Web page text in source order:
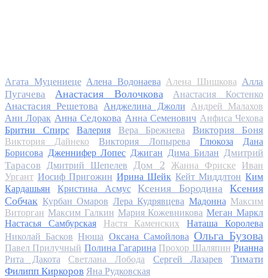
Агата Муцениеце Алена Водонаева Алена Шишкова Алла
Пугачева
Анастасия Волочкова Анастасия Костенко
Анастасия Решетова Анджелина Джоли
Андрей Малахов
Ани Лорак Анна Седокова Анна Семенович Анфиса Чехова
Бритни Спирс
Валерия Вера Брежнева Виктория Боня
Виктория Дайнеко Виктория Лопырева Глюкоза
Дана
Борисова Дженнифер Лопес Джиган Дима Билан Дмитрий
Тарасов
Дмитрий Шепелев Дом 2 Жанна Фриске
Иван
Ургант Иосиф Пригожин Ирина Шейк Кейт Миддлтон Ким
Кардашьян
Кристина Асмус Ксения Бородина
Ксения
Собчак Курбан Омаров Лера Кудрявцева Мадонна Максим
Виторган Максим Галкин Мария Кожевникова Меган Маркл
Настасья Самбурская
Настя Каменских
Наташа Королева
Николай Басков Нюша Оксана Самойлова Ольга Бузова
Павел Прилучный Полина Гагарина Прохор Шаляпин Рианна
Рита Дакота
Светлана Лобода Сергей Лазарев
Тимати
Филипп Киркоров Яна Рудковская